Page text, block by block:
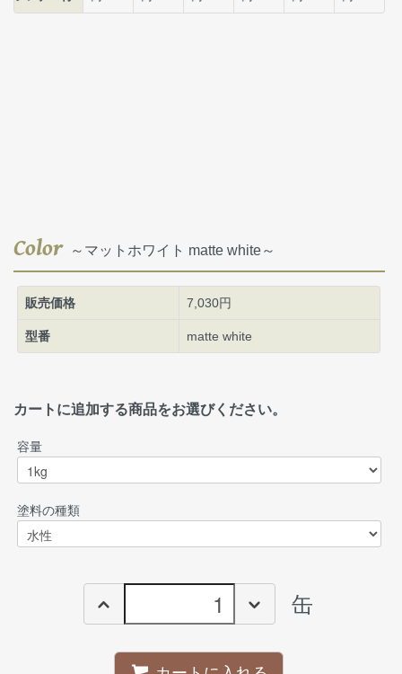
Color～マットホワイト matte white～
販売価格 7,030円
型番 matte white
カートに追加する商品をお選びください。
容量
塗料の種類
缶